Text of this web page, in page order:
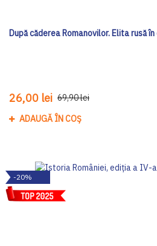
După căderea Romanovilor. Elita rusă
26,00 lei 69,90 lei
ADAUGĂ ÎN COȘ
-20%